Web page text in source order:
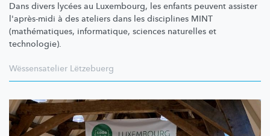
Dans divers lycées au Luxembourg, les enfants peuvent assister
l'après-midi à des ateliers dans les disciplines MINT
(mathématiques, informatique, sciences naturelles et
technologie).
Wëssensatelier Lëtzebuerg